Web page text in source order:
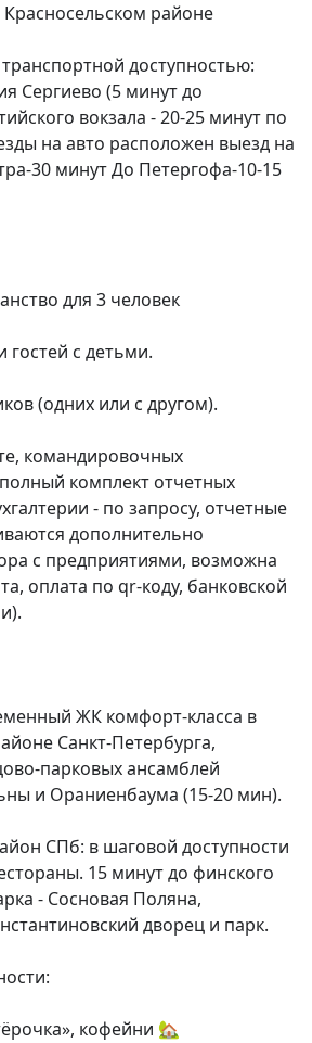
Красносельском районе
доступностью:
Сергиево (5 минут до
вокзала - 20-25 минут по
на авто расположен выезд на
30 минут До Петергофа-10-15
для 3 человек
гостей с детьми.
(одних или с другом).
командировочных
комплект отчетных
- по запросу, отчетные
дополнительно
с предприятиями, возможна
оплата по qr-коду, банковской
ЖК комфорт-класса в
Санкт-Петербурга,
парковых ансамблей
и Ораниенбаума (15-20 мин).
СПб: в шаговой доступности
15 минут до финского
- Сосновая Поляна,
дворец и парк.
кофейни 🏡